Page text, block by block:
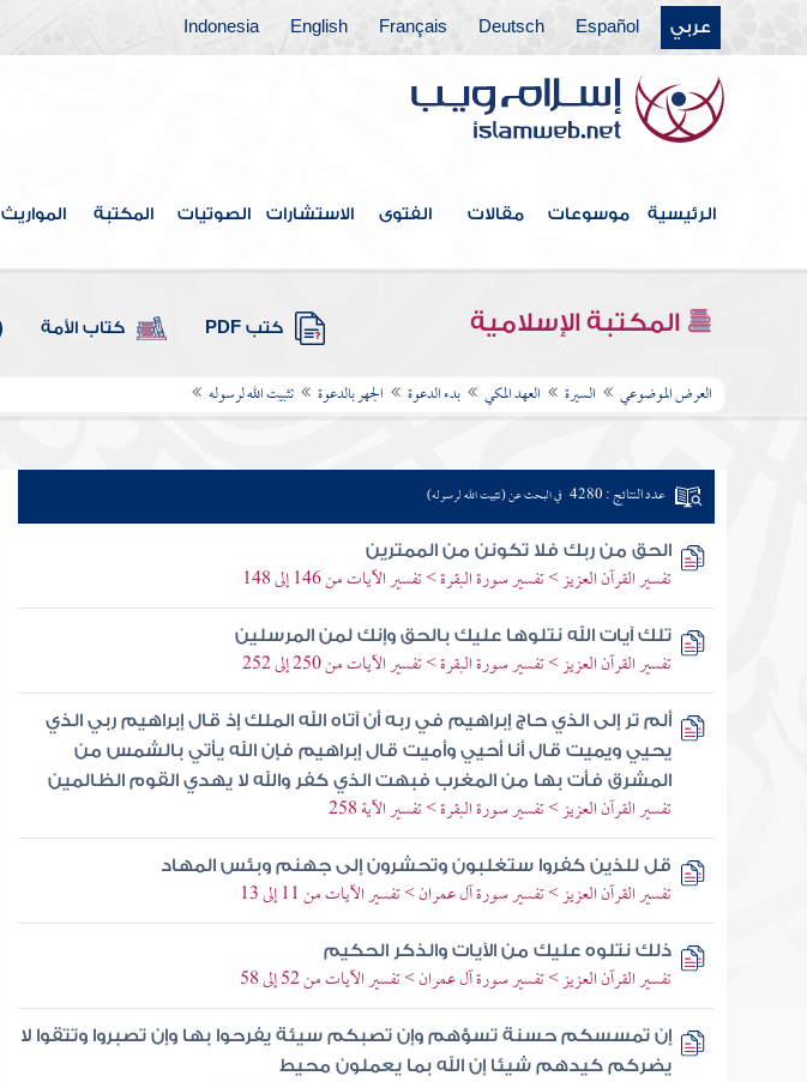
عربي Español
Deutsch
Français
English
Indonesia
الرئيسية موسوعات مقالات الفتوى الاستشارات الصوتيات المكتبة المواريث
المكتبة الإسلامية كتب PDF كتاب الأمة
العرض الموضوعي السيرة العهد المكي بدء الدعوة الجهر بالدعوة تثبيت الله لرسوله
عدد النتائج : 4280 في البحث عن (تثبيت الله لرسوله)
الحق من ربك فلا تكونن من الممترين
تفسير القرآن العزيز > تفسير سورة البقرة > تفسير الآيات من 146 إلى 148
تلك آيات الله نتلوها عليك بالحق وإنك لمن المرسلين
تفسير القرآن العزيز > تفسير سورة البقرة > تفسير الآيات من 250 إلى 252
ألم تر إلى الذي حاج إبراهيم في ربه أن آتاه الله الملك إذ قال إبراهيم ربي الذي
يحيي ويميت قال أنا أحيي وأميت قال إبراهيم فإن الله يأتي بالشمس من
المشرق فأت بها من المغرب فبهت الذي كفر والله لا يهدي القوم الظالمين
تفسير القرآن العزيز > تفسير سورة البقرة > تفسير الآية 258
قل للذين كفروا ستغلبون وتحشرون إلى جهنم وبئس المهاد
تفسير القرآن العزيز > تفسير سورة آل عمران > تفسير الآيات من 11 إلى 13
ذلك نتلوه عليك من الآيات والذكر الحكيم
تفسير القرآن العزيز > تفسير سورة آل عمران > تفسير الآيات من 52 إلى 58
إن تمسسكم حسنة تسؤهم وإن تصبكم سيئة يفرحوا بها وإن تصبروا وتتقوا لا
يضركم كيدهم شيئا إن الله بما يعملون محيط